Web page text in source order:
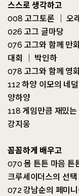
스스로 생각하고
008 고그토론 ｜ 오
026 고그 글마당
076 고그와 함께 만
대회 ｜ 박인하
078 고그와 함께 영
112 하양 이모의 네
양하양
118 게임만큼 재밌는
강지웅
꼼꼼하게 배우고
070 몸 튼튼 마음 튼
크루세이더스의 선
072 강남순의 페미